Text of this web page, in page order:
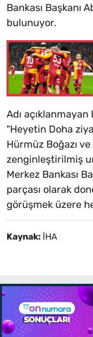
Bankası Başkanı
bulunuyor.
Adı
"Heyetin Doha
Hürmüz Boğazı
zenginleştirilmiş
Merkez Bankası
parçası olarak
görüşmek üzere
Kaynak: İHA